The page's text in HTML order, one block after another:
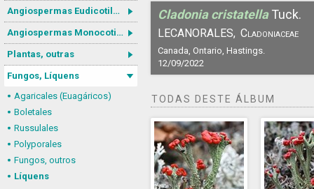
Angiospermas Eudicotiledôneas
Angiospermas Monocotiledôneas
Plantas, outras
Fungos, Líquens
Agaricales (Euagáricos)
Boletales
Russulales
Polyporales
Fungos, outros
Líquens
Cladonia cristatella Tuck.
LECANORALES, Cladoniaceae
Canada, Ontario, Hastings.
12/09/2022
TODAS DESTE ÁLBUM